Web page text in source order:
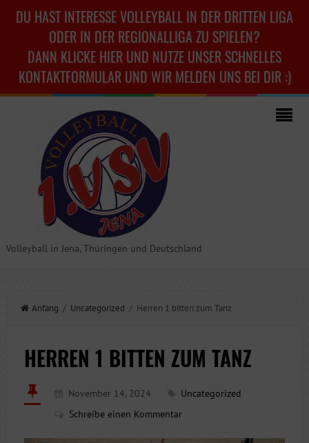
DU HAST INTERESSE VOLLEYBALL IN DER DRITTEN LIGA
ODER IN DER REGIONALLIGA ZU SPIELEN?
DANN KLICKE HIER UND NUTZE UNSER SCHNELLES
KONTAKTFORMULAR UND WIR MELDEN UNS BEI DIR :)
Volleyball in Jena, Thüringen und Deutschland
Anfang / Uncategorized / Herren 1 bitten zum Tanz
HERREN 1 BITTEN ZUM TANZ
November 14, 2024
Uncategorized
Schreibe einen Kommentar